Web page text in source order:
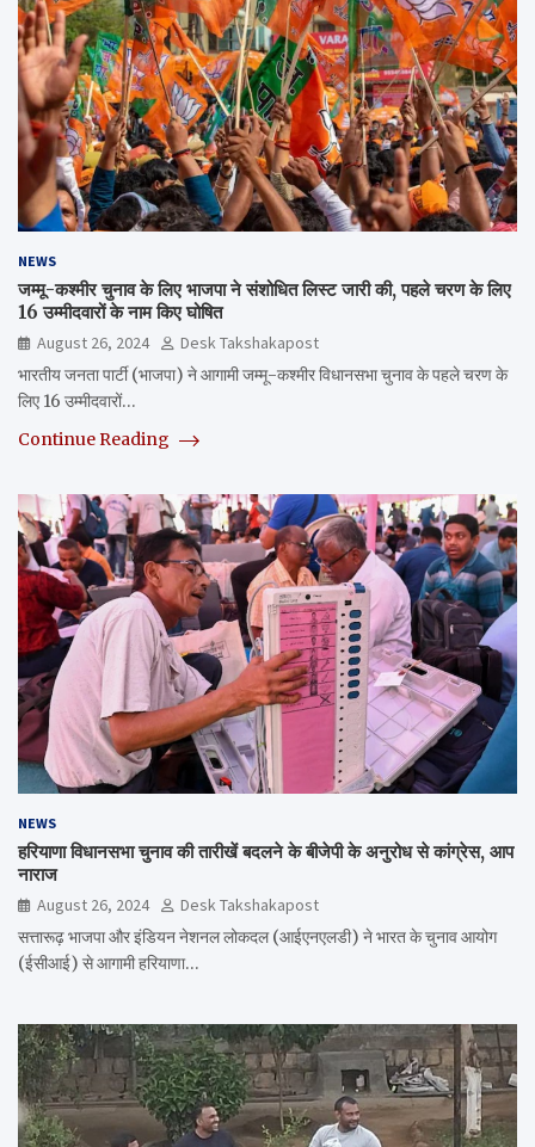
NEWS
जम्मू-कश्मीर चुनाव के लिए भाजपा ने संशोधित लिस्ट जारी की, पहले चरण के लिए
16 उम्मीदवारों के नाम किए घोषित
August 26, 2024
Desk Takshakapost
भारतीय जनता पार्टी (भाजपा) ने आगामी जम्मू-कश्मीर विधानसभा चुनाव के पहले चरण के
लिए 16 उम्मीदवारों…
Continue Reading
NEWS
हरियाणा विधानसभा चुनाव की तारीखें बदलने के बीजेपी के अनुरोध से कांग्रेस, आप
नाराज
August 26, 2024
Desk Takshakapost
सत्तारूढ़ भाजपा और इंडियन नेशनल लोकदल (आईएनएलडी) ने भारत के चुनाव आयोग
(ईसीआई) से आगामी हरियाणा…